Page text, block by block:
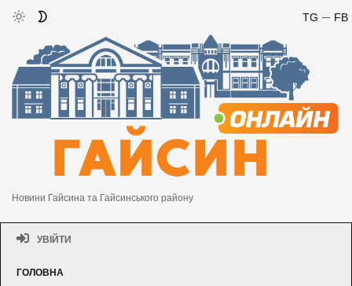
FB
TG
Новини Гайсина та Гайсинського району
УВІЙТИ
ГОЛОВНА